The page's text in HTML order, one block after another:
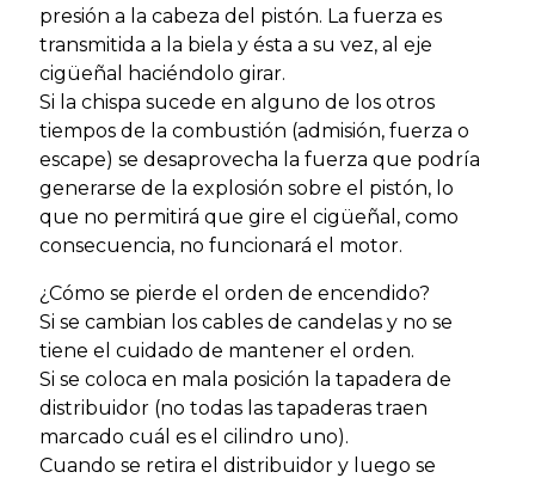
presión a la cabeza del pistón. La fuerza es
transmitida a la biela y ésta a su vez, al eje
cigüeñal haciéndolo girar.
Si la chispa sucede en alguno de los otros
tiempos de la combustión (admisión, fuerza o
escape) se desaprovecha la fuerza que podría
generarse de la explosión sobre el pistón, lo
que no permitirá que gire el cigüeñal, como
consecuencia, no funcionará el motor.
¿Cómo se pierde el orden de encendido?
Si se cambian los cables de candelas y no se
tiene el cuidado de mantener el orden.
Si se coloca en mala posición la tapadera de
distribuidor (no todas las tapaderas traen
marcado cuál es el cilindro uno).
Cuando se retira el distribuidor y luego se